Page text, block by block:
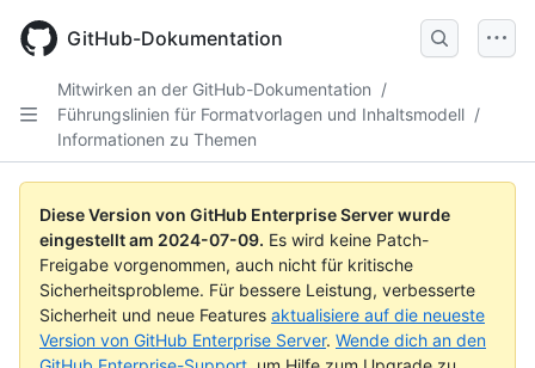
main
GitHub-Dokumentation
Mitwirken an der GitHub-Dokumentation /
Führungslinien für Formatvorlagen und Inhaltsmodell /
Informationen zu Themen
Diese Version von GitHub Enterprise Server wurde
eingestellt am 2024-07-09. Es wird keine Patch-
Freigabe vorgenommen, auch nicht für kritische
Sicherheitsprobleme. Für bessere Leistung, verbesserte
Sicherheit und neue Features aktualisiere auf die neueste
Version von GitHub Enterprise Server. Wende dich an den